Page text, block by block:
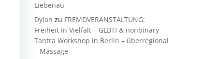
Liebenau
Dylan zu FREMDVERANSTALTUNG:
Freiheit in Vielfalt – GLBTI & nonbinary
Tantra Workshop in Berlin – überregional
– Massage